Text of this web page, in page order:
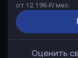
от 12 196 ₽/ мес.
Оценить